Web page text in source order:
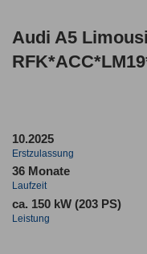
Audi A5
10.2025
Erstzulassung
36 Monate
Laufzeit
ca. 150 kW (203 PS)
Leistung